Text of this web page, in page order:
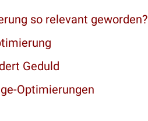
so relevant geworden?
Geduld
Optimierungen